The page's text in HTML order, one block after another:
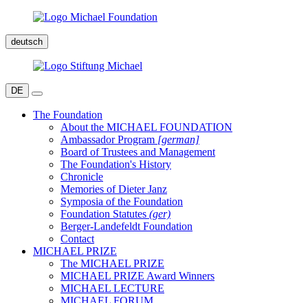
deutsch
DE
The Foundation
About the MICHAEL FOUNDATION
Ambassador Program [german]
Board of Trustees and Management
The Foundation's History
Chronicle
Memories of Dieter Janz
Symposia of the Foundation
Foundation Statutes (ger)
Berger-Landefeldt Foundation
Contact
MICHAEL PRIZE
The MICHAEL PRIZE
MICHAEL PRIZE Award Winners
MICHAEL LECTURE
MICHAEL FORUM